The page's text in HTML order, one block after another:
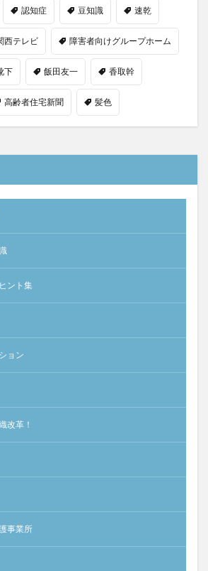
認知症 豆知識 速乾
西テレビ 障害者向けグループホーム
下 飯田友一 香取幹
高齢者住宅新聞 髪色
ント集
ョン
改革！
事業所